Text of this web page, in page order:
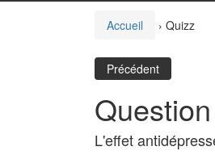
Accueil › Quizz
Précédent
L'effet